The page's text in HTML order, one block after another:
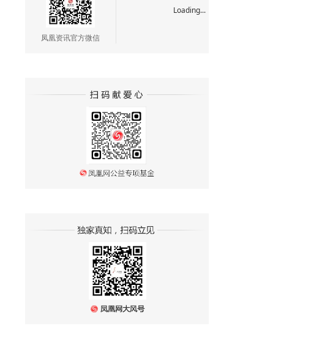
凤凰资讯官方微信
Loading...